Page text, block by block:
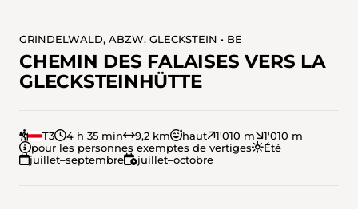
GRINDELWALD, ABZW. GLECKSTEIN • BE
CHEMIN DES FALAISES VERS LA
GLECKSTEINHÜTTE
T3 4 h 35 min 9,2 km haut 1'010 m
1'010 m
pour les personnes exemptes de vertiges
Été
juillet–septembre
juillet–octobre